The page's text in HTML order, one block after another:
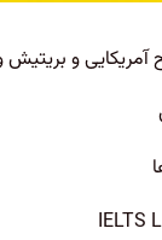
و بریتیش
IELTS